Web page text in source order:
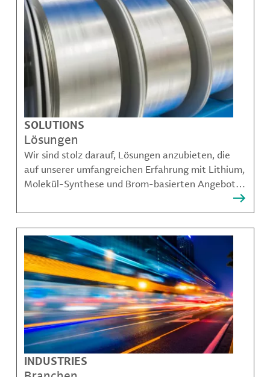
SOLUTIONS
Lösungen
Wir sind stolz darauf, Lösungen anzubieten, die
auf unserer umfangreichen Erfahrung mit Lithium,
Molekül-Synthese und Brom-basierten Angeboten
komplexe Herausforderungen zu bewältigen.
INDUSTRIES